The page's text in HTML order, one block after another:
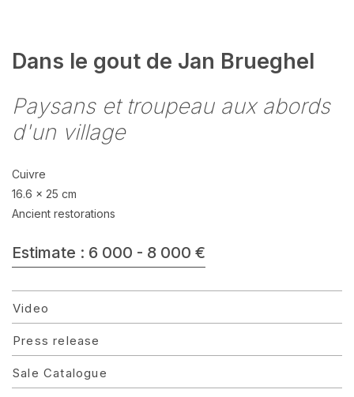
Dans le gout de Jan Brueghel
Paysans et troupeau aux abords
d'un village
Cuivre
16.6 x 25 cm
Ancient restorations
Estimate : 6 000 - 8 000 €
Video
Press release
Sale Catalogue